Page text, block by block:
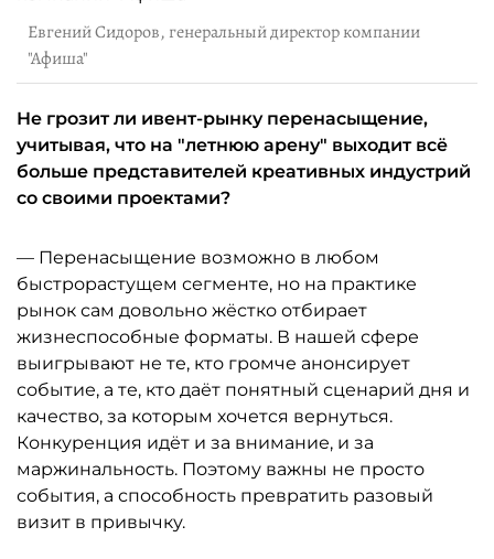
Евгений Сидоров, генеральный директор компании
"Афиша"
Не грозит ли ивент-рынку перенасыщение,
учитывая, что на "летнюю арену" выходит всё
больше представителей креативных индустрий
со своими проектами?
— Перенасыщение возможно в любом
быстрорастущем сегменте, но на практике
рынок сам довольно жёстко отбирает
жизнеспособные форматы. В нашей сфере
выигрывают не те, кто громче анонсирует
событие, а те, кто даёт понятный сценарий дня и
качество, за которым хочется вернуться.
Конкуренция идёт и за внимание, и за
маржинальность. Поэтому важны не просто
события, а способность превратить разовый
визит в привычку.